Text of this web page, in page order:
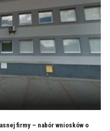
firmy – nabór wniosków o